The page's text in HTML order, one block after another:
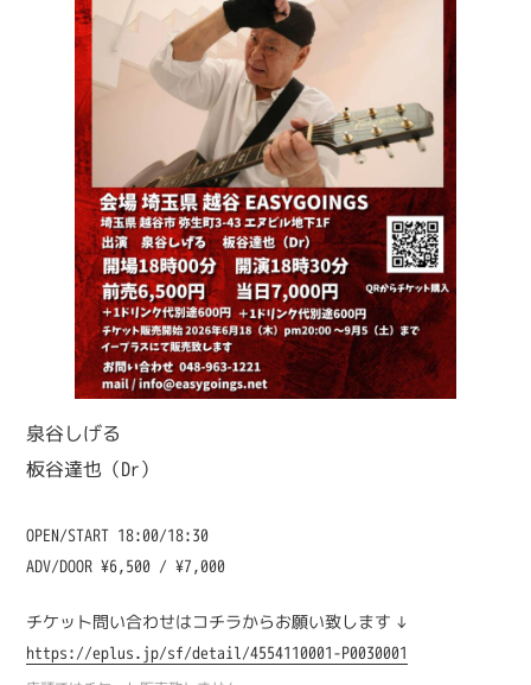
泉谷しげる
板谷達也（Dr）
OPEN/START 18:00/18:30
ADV/DOOR ¥6,500 / ¥7,000
チケット問い合わせはコチラからお願い致します↓
https://eplus.jp/sf/detail/4554110001-P0030001